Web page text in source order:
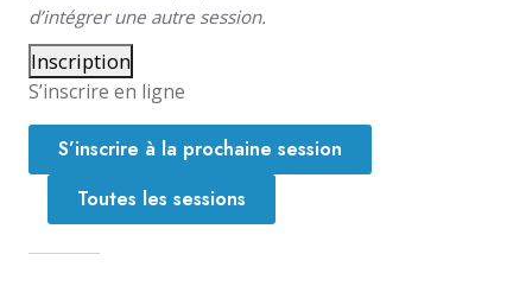
d’intégrer une autre session.
Inscription
S’inscrire en ligne
S’inscrire à la prochaine session
Toutes les sessions